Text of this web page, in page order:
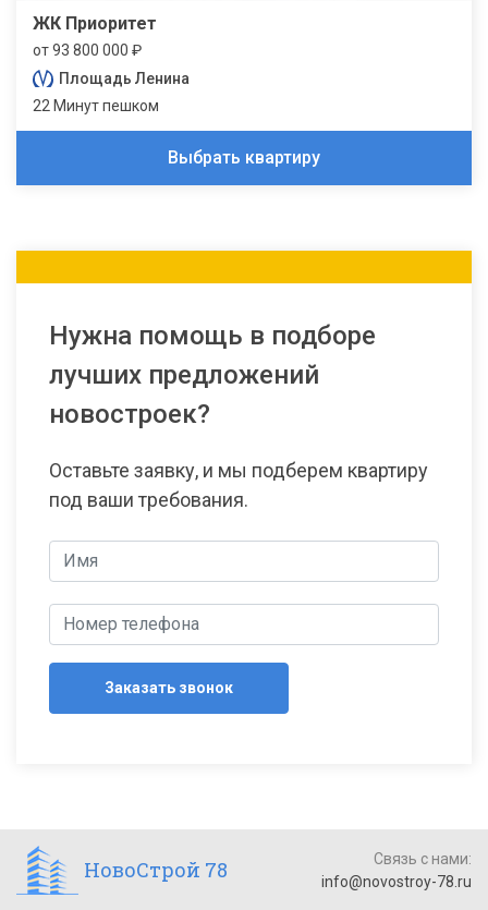
ЖК Приоритет
от 93 800 000 ₽
Площадь Ленина
22 Минут пешком
Выбрать квартиру
Нужна помощь в подборе
лучших предложений
новостроек?
Оставьте заявку, и мы подберем квартиру
под ваши требования.
Заказать звонок
НовоСтрой 78
Связь с нами:
info@novostroy-78.ru